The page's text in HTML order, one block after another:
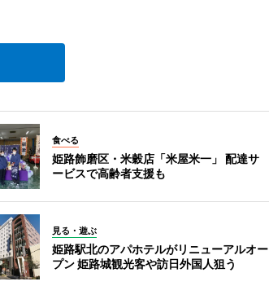
食べる
姫路飾磨区・米穀店「米屋米一」 配達サ
ービスで高齢者支援も
見る・遊ぶ
姫路駅北のアパホテルがリニューアルオー
プン 姫路城観光客や訪日外国人狙う